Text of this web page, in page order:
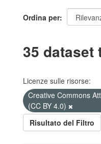
Ordina per
35 dataset
Licenze sulle risorse:
Creative Commons
(CC BY 4.0)
Risultato del Filtro